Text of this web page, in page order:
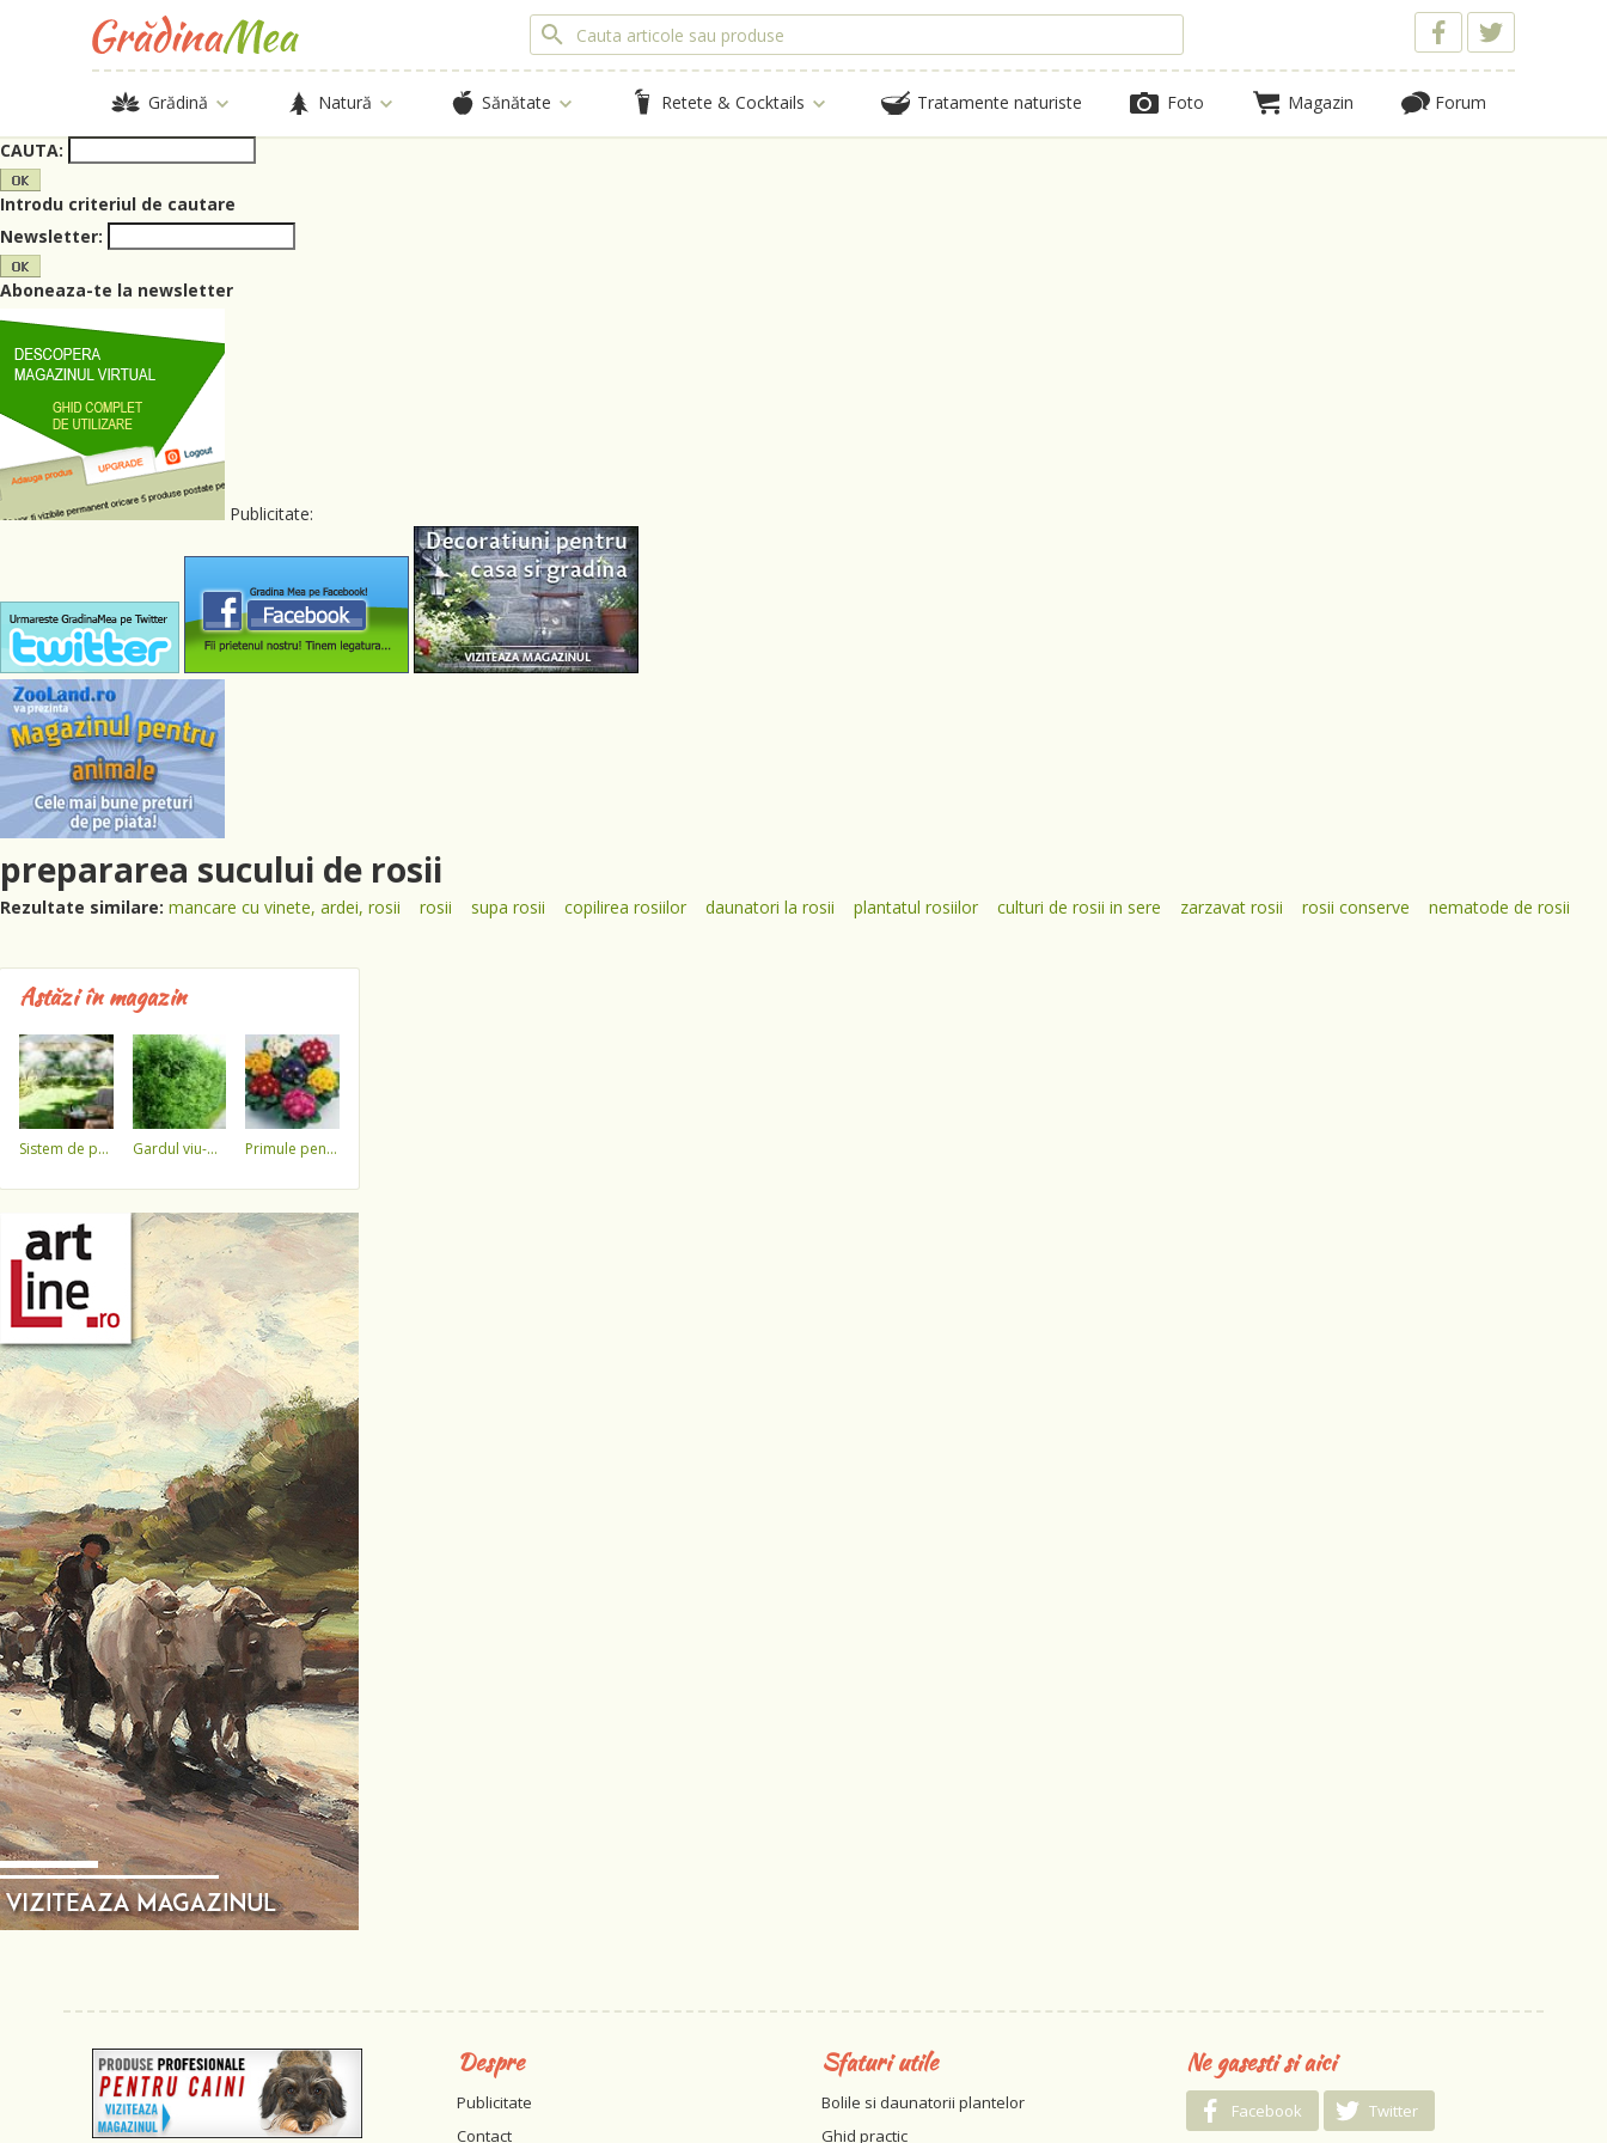
Grădină Natură Sănătate Retete & Cocktails Tratamente naturiste Foto Magazin Forum
CAUTA:
Introdu criteriul de cautare
Newsletter:
Aboneaza-te la newsletter
Publicitate:
prepararea sucului de rosii
Rezultate similare: mancare cu vinete, ardei, rosii rosii supa rosii copilirea rosiilor daunatori la rosii plantatul rosiilor culturi de rosii in sere zarzavat rosii rosii conserve nematode de rosii
Astăzi în magazin
sistem de pulverizare a apei gardul viu-minune! primule pentru 1 martie 3,5 lei / ghiveci !!!!
Despre
Publicitate
Contact
Sfaturi utile
Bolile si daunatorii plantelor
Ghid practic
Ne gasesti si aici
Facebook Twitter